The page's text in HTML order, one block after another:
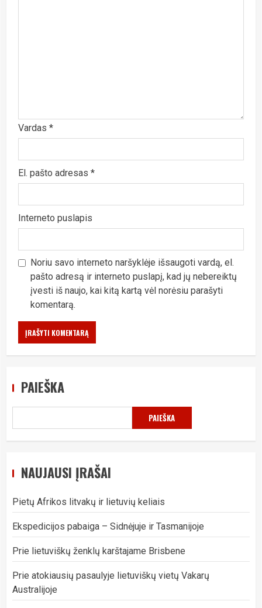
Vardas *
El. pašto adresas *
Interneto puslapis
Noriu savo interneto naršyklėje išsaugoti vardą, el.
pašto adresą ir interneto puslapį, kad jų nebereiktų
įvesti iš naujo, kai kitą kartą vėl norėsiu parašyti
komentarą.
PAIEŠKA
PAIEŠKA
NAUJAUSI ĮRAŠAI
Pietų Afrikos litvakų ir lietuvių keliais
Ekspedicijos pabaiga – Sidnėjuje ir Tasmanijoje
Prie lietuviškų ženklų karštajame Brisbene
Prie atokiausių pasaulyje lietuviškų vietų Vakarų
Australijoje